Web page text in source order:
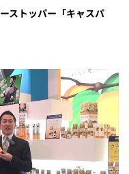
ストッパー「キャスパ